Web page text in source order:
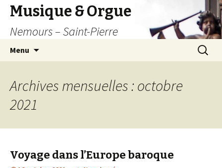
Musique & Orgue
Nemours – Saint-Pierre
Menu
principal
Archives mensuelles : octobre
2021
Voyage dans l’Europe baroque